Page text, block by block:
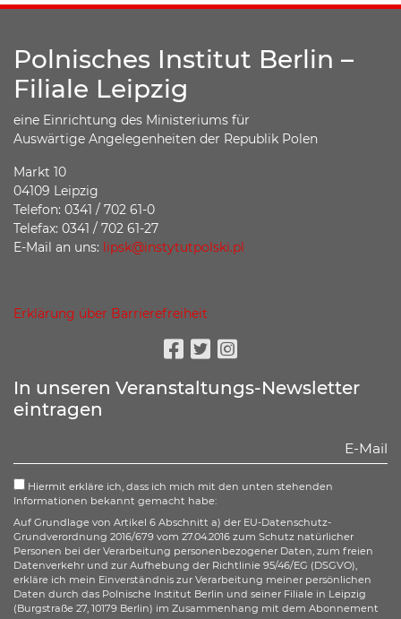
Polnisches Institut Berlin –
Filiale Leipzig
eine Einrichtung des Ministeriums für
Auswärtige Angelegenheiten der Republik Polen
Markt 10
04109 Leipzig
Telefon: 0341 / 702 61-0
Telefax: 0341 / 702 61-27
E-Mail an uns: lipsk@instytutpolski.pl
Erklärung über Barrierefreiheit
Facebook
TwitterInstagram
In unseren Veranstaltungs-Newsletter
eintragen
Hiermit erkläre ich, dass ich mich mit den unten stehenden
Informationen bekannt gemacht habe:
Auf Grundlage von Artikel 6 Abschnitt a) der EU-Datenschutz-
Grundverordnung 2016/679 vom 27.04.2016 zum Schutz natürlicher
Personen bei der Verarbeitung personenbezogener Daten, zum freien
Datenverkehr und zur Aufhebung der Richtlinie 95/46/EG (DSGVO),
erkläre ich mein Einverständnis zur Verarbeitung meiner persönlichen
Daten durch das Polnische Institut Berlin und seiner Filiale in Leipzig
(Burgstraße 27, 10179 Berlin) im Zusammenhang mit dem Abonnement